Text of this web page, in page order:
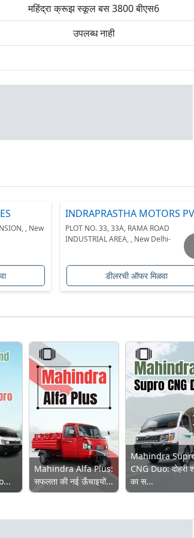
महिंद्रा क्रूझ स्कूल बस 3800 बीएस6
उपलब्ध नाही
, New
INDRAPRASTHA MOTORS
LTD.
PLOT NO. 33, 33A, RAMA ROAD
INDUSTRIAL AREA, , New Delhi-
डीलरची ऑफर मिळवा
Mahindra Alfa Plus:
सफलता की नई ऊँचाइयों...
Mahindra
CNG Duo: दोहरी
का स...